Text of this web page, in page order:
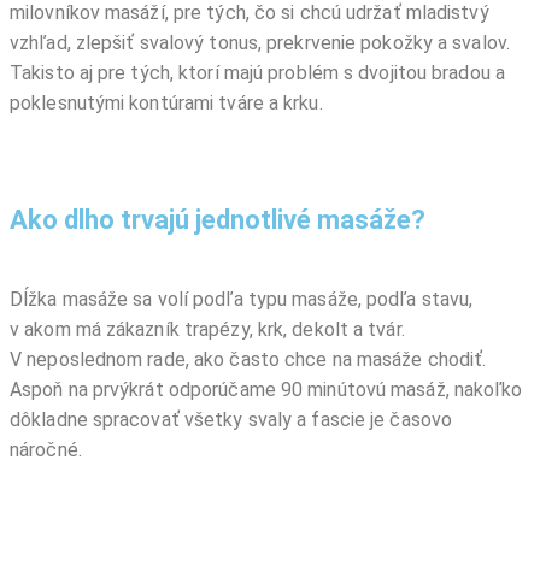
milovníkov masáží, pre tých, čo si chcú udržať mladistvý
vzhľad, zlepšiť svalový tonus, prekrvenie pokožky a svalov.
Takisto aj pre tých, ktorí majú problém s dvojitou bradou a
poklesnutými kontúrami tváre a krku.
Ako dlho trvajú jednotlivé masáže?
Dĺžka masáže sa volí podľa typu masáže, podľa stavu,
v akom má zákazník trapézy, krk, dekolt a tvár.
V neposlednom rade, ako často chce na masáže chodiť.
Aspoň na prvýkrát odporúčame 90 minútovú masáž, nakoľko
dôkladne spracovať všetky svaly a fascie je časovo
náročné.